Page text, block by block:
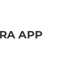
APP